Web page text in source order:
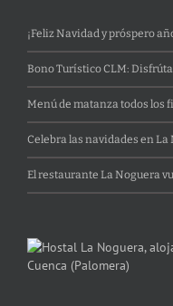
¡Feliz Navidad y próspero
Bono Turístico CLM:
Menú de matanza todos los
Celebra las navidades en La
El restaurante La Noguera